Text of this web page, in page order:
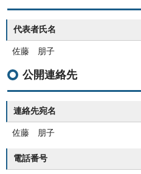
代表者氏名
佐藤 朋子
公開連絡先
連絡先宛名
佐藤 朋子
電話番号